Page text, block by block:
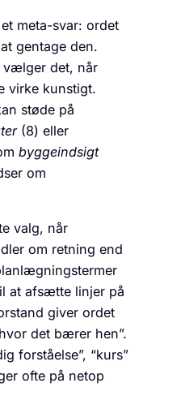
meta-svar: ordet
gentage den.
vælger det, når
virke kunstigt.
støde på
(8) eller
byggeindsigt
om
valg, når
om retning end
at afsætte linjer på
giver ordet
det bærer hen”.
forståelse”, “kurs”
ofte på netop